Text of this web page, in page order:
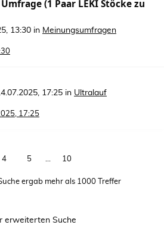
(1 Paar LEKI Stöcke zu
13:30 in Meinungsumfragen
17:25 in Ultralauf
17:25
4 5 … 10
ergab mehr als 1000 Treffer
erweiterten Suche